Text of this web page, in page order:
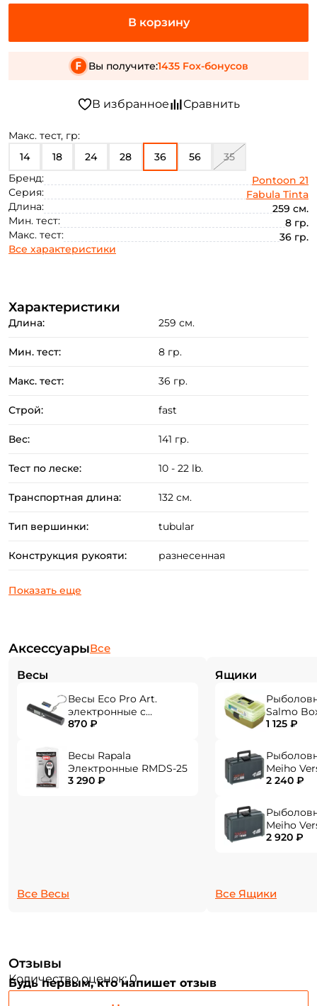
Макс. тест, гр:
14
18 24 28 36 56
35
Бренд:
Pontoon 21
Серия:
Fabula Tinta
Длина:
259 см.
Мин. тест:
8 гр.
Макс. тест:
36 гр.
Все характеристики
Вы получите:1435 Fox-бонусов
Характеристики
Длина: 259 см.
Мин. тест: 8 гр.
Макс. тест: 36 гр.
Строй: fast
Вес: 141 гр.
Тест по леске: 10 - 22 lb.
Транспортная длина: 132 см.
Тип вершинки: tubular
Конструкция рукояти: разнесенная
АксессуарыВсе
Весы
Весы Eco Pro Art.
электронные с
фонарем EPHN-40
870 ₽
Весы Rapala
Электронные RMDS-25
3 290 ₽
Все Весы
Ящики
Salmo
1 125 ₽
Meiho
2 240 ₽
Meiho
2 920 ₽
Все Ящики
Отзывы
Количество оценок: 0
Будь первым, кто напишет отзыв